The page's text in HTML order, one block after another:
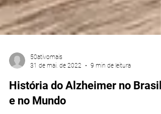
31 de mai. de 2022
9 min de leitura
História do Alzheimer no Brasil